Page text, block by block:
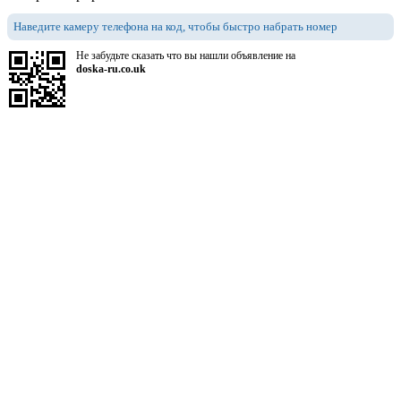
Наведите камеру телефона на код, чтобы быстро набрать номер
Не забудьте сказать что вы нашли объявление на
doska-ru.co.uk